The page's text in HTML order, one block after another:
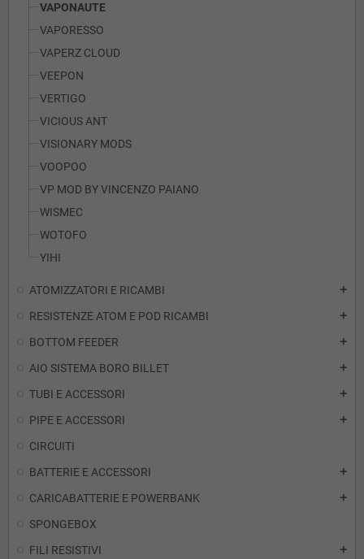
VAPONAUTE
VAPORESSO
VAPERZ CLOUD
VEEPON
VERTIGO
VICIOUS ANT
VISIONARY MODS
VOOPOO
VP MOD BY VINCENZO PAIANO
WISMEC
WOTOFO
YIHI
ATOMIZZATORI E RICAMBI add
RESISTENZE ATOM E POD RICAMBI add
BOTTOM FEEDER add
AIO SISTEMA BORO BILLET add
TUBI E ACCESSORI add
PIPE E ACCESSORI add
CIRCUITI
BATTERIE E ACCESSORI
add
CARICABATTERIE E POWERBANK add
SPONGEBOX
FILI RESISTIVI
add